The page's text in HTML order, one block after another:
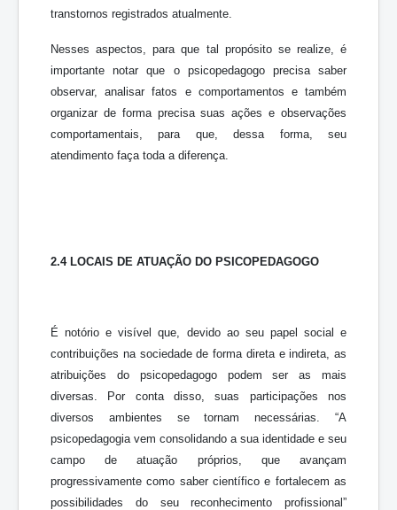
transtornos registrados atualmente.
Nesses aspectos, para que tal propósito se realize, é
importante notar que o psicopedagogo precisa saber
observar, analisar fatos e comportamentos e também
organizar de forma precisa suas ações e observações
comportamentais, para que, dessa forma, seu
atendimento faça toda a diferença.
2.4 LOCAIS DE ATUAÇÃO DO PSICOPEDAGOGO
É notório e visível que, devido ao seu papel social e
contribuições na sociedade de forma direta e indireta, as
atribuições do psicopedagogo podem ser as mais
diversas. Por conta disso, suas participações nos
diversos ambientes se tornam necessárias. “A
psicopedagogia vem consolidando a sua identidade e seu
campo de atuação próprios, que avançam
progressivamente como saber científico e fortalecem as
possibilidades do seu reconhecimento profissional”